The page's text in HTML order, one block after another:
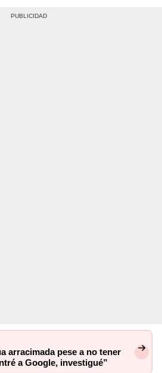
arracimada pese a no tener
a Google, investigué”